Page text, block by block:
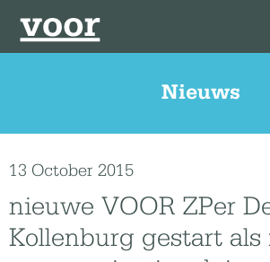
Nieuws
13 October 2015
nieuwe VOOR ZPer
Kollenburg gestart